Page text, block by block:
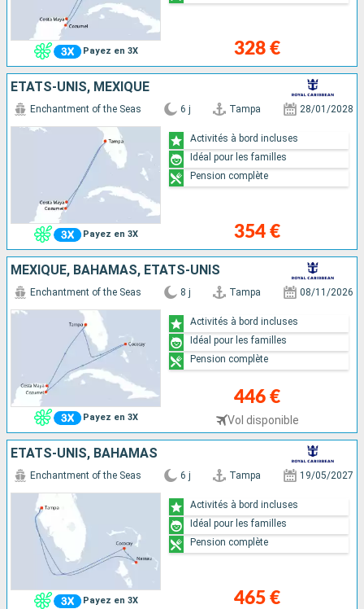
Payez en 3X 328 €
ÉTATS-UNIS, MEXIQUE
Payez en 3X
Enchantment of the Seas 6 j Tampa 28/01/2028
354 €
Activités à bord incluses
Idéal pour les familles
Pension complète
MEXIQUE, BAHAMAS, ÉTATS-UNIS
Payez en 3X
Enchantment of the Seas 8 j Tampa 08/11/2026
446 €
Vol disponible
Activités à bord incluses
Idéal pour les familles
Pension complète
ÉTATS-UNIS, BAHAMAS
Payez en 3X
Enchantment of the Seas 6 j Tampa 19/05/2027
465 €
Activités à bord incluses
Idéal pour les familles
Pension complète